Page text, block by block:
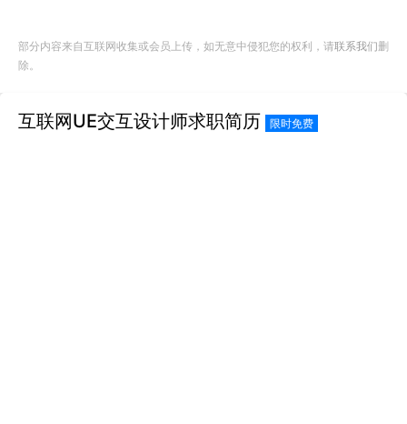
部分内容来自互联网收集或会员上传，如无意中侵犯您的权利，请联系我们删
除。
互联网UE交互设计师求职简历 限时免费